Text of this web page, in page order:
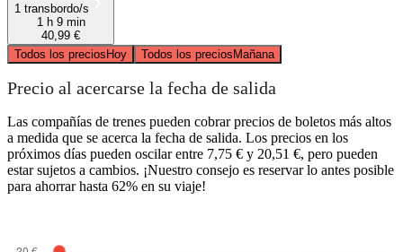
1 transbordo/s
1 h 9 min
40,99 €
Todos los preciosHoy Todos los preciosMañana
Precio al acercarse la fecha de salida
Las compañías de trenes pueden cobrar precios de boletos más altos
a medida que se acerca la fecha de salida. Los precios en los
próximos días pueden oscilar entre 7,75 € y 20,51 €, pero pueden
estar sujetos a cambios. ¡Nuestro consejo es reservar lo antes posible
para ahorrar hasta 62% en su viaje!